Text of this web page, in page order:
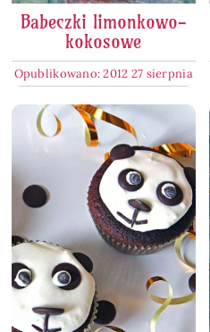
Babeczki limonkowo-
kokosowe
Opublikowano: 2012 27 sierpnia